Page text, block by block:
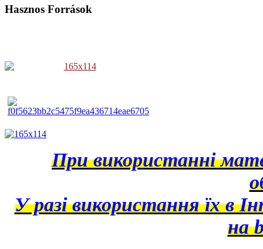
Hasznos Források
При використанні
У разі використання їх в
на